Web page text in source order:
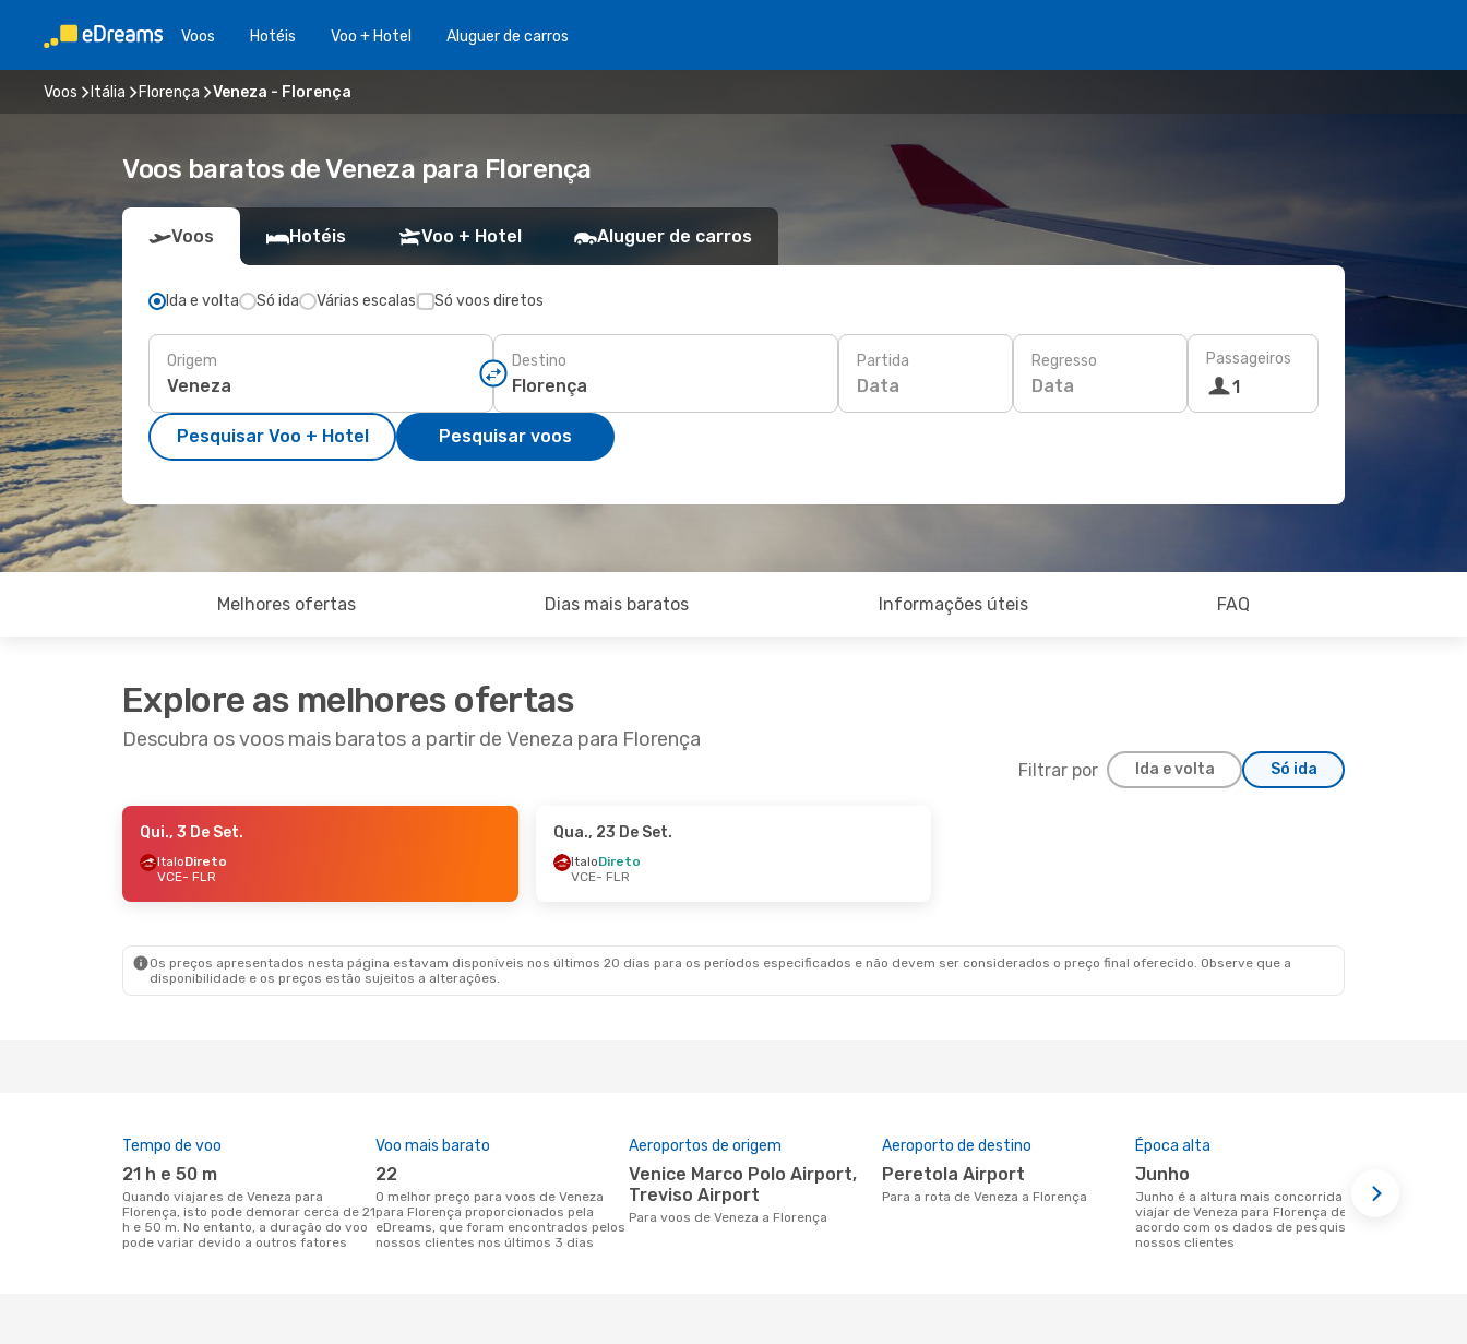
Voos Hotéis Voo + Hotel Aluguer de carros
Voos Itália Florença Veneza - Florença
Voos baratos de Veneza para Florença
Voos Hotéis Voo + Hotel Aluguer de carros
Ida e volta Só ida Várias escalas Só voos diretos
Origem Destino Partida
Data
Regresso
Data
Passageiros
1
Pesquisar Voo + Hotel Pesquisar voos
Melhores ofertas Dias mais baratos Informações úteis FAQ
Explore as melhores ofertas
Descubra os voos mais baratos a partir de Veneza para Florença
Filtrar por Ida e volta Só ida
- Qua., 23 De Set.
Qui., 3 De Set.
ItaloDireto
VCE- FLR
Qua., 23 De Set.
ItaloDireto
VCE- FLR
Os preços apresentados nesta página estavam disponíveis nos últimos 20 dias para os períodos especificados e não devem ser considerados o preço final oferecido. Observe que a
disponibilidade e os preços estão sujeitos a alterações.
Tempo de voo
21 h e 50 m
Quando viajares de Veneza para
Florença, isto pode demorar cerca de 21
h e 50 m. No entanto, a duração do voo
pode variar devido a outros fatores
Voo mais barato
22
O melhor preço para voos de Veneza
para Florença proporcionados pela
eDreams, que foram encontrados pelos
nossos clientes nos últimos 3 dias
Aeroportos de origem
Venice Marco Polo Airport,
Treviso Airport
Para voos de Veneza a Florença
Aeroporto de destino
Peretola Airport
Para a rota de Veneza a Florença
Época alta
junho
junho é a altura mais concorrida para
viajar de Veneza para Florença de
acordo com os dados de pesquisa dos
nossos clientes